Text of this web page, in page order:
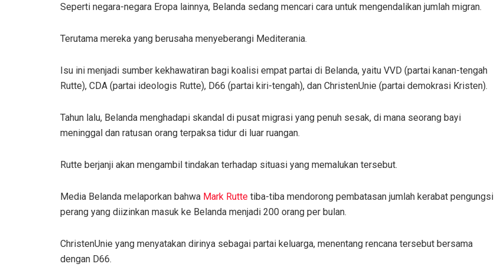
Seperti negara-negara Eropa lainnya, Belanda sedang mencari cara untuk mengendalikan jumlah migran.
Terutama mereka yang berusaha menyeberangi Mediterania.
Isu ini menjadi sumber kekhawatiran bagi koalisi empat partai di Belanda, yaitu VVD (partai kanan-tengah
Rutte), CDA (partai ideologis Rutte), D66 (partai kiri-tengah), dan ChristenUnie (partai demokrasi Kristen).
Tahun lalu, Belanda menghadapi skandal di pusat migrasi yang penuh sesak, di mana seorang bayi
meninggal dan ratusan orang terpaksa tidur di luar ruangan.
Rutte berjanji akan mengambil tindakan terhadap situasi yang memalukan tersebut.
Media Belanda melaporkan bahwa Mark Rutte tiba-tiba mendorong pembatasan jumlah kerabat pengungsi
perang yang diizinkan masuk ke Belanda menjadi 200 orang per bulan.
ChristenUnie yang menyatakan dirinya sebagai partai keluarga, menentang rencana tersebut bersama
dengan D66.